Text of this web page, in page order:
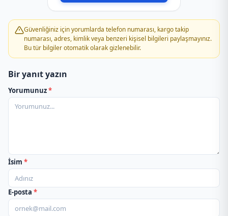
Güvenliğiniz için yorumlarda telefon numarası, kargo takip
numarası, adres, kimlik veya benzeri kişisel bilgileri paylaşmayınız.
Bu tür bilgiler otomatik olarak gizlenebilir.
Bir yanıt yazın
Yorumunuz*
İsim *
E-posta *